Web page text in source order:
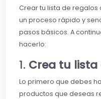
Crear tu lista de
un proceso rápido y
pasos básicos. A
hacerlo:
1. Crea tu
Lo primero que debes
productos que deseas